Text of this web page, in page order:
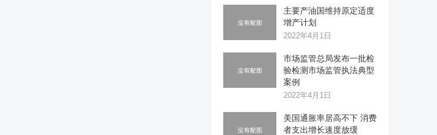
主要产油国维持原定适度
增产计划
2022年4月1日
市场监管总局发布一批检
验检测市场监管执法典型
案例
2022年4月1日
美国通胀率居高不下 消费
者支出增长速度放缓